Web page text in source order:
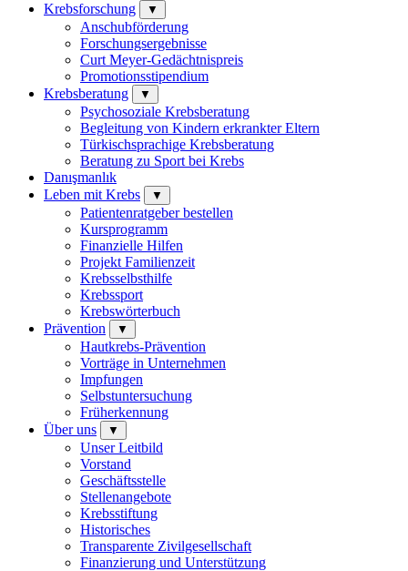
Krebsforschung ▼
Anschubförderung
Forschungsergebnisse
Curt Meyer-Gedächtnispreis
Promotionsstipendium
Krebsberatung
▼
Psychosoziale Krebsberatung
Begleitung von Kindern erkrankter Eltern
Türkischsprachige Krebsberatung
Beratung zu Sport bei Krebs
Danışmanlık
Leben mit Krebs
▼
Patientenratgeber bestellen
Kursprogramm
Finanzielle Hilfen
Projekt Familienzeit
Krebsselbsthilfe
Krebssport
Krebswörterbuch
Prävention
▼
Hautkrebs-Prävention
Vorträge in Unternehmen
Impfungen
Selbstuntersuchung
Früherkennung
Über uns
▼
Unser Leitbild
Vorstand
Geschäftsstelle
Stellenangebote
Krebsstiftung
Historisches
Transparente Zivilgesellschaft
Finanzierung und Unterstützung